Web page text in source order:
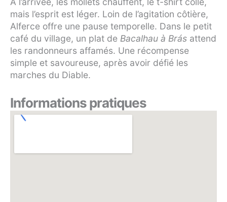
mais l’esprit est léger. Loin de l’agitation côtière,
Alferce offre une pause temporelle. Dans le petit
café du village, un plat de Bacalhau à Brás attend
les randonneurs affamés. Une récompense
simple et savoureuse, après avoir défié les
marches du Diable.
Informations pratiques